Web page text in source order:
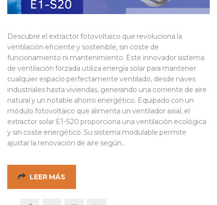
Descubre el extractor fotovoltaico que revoluciona la
ventilación eficiente y sostenible, sin coste de
funcionamiento ni mantenimiento. Este innovador sistema
de ventilación forzada utiliza energía solar para mantener
cualquier espacio perfectamente ventilado, desde naves
industriales hasta viviendas, generando una corriente de aire
natural y un notable ahorro energético. Equipado con un
módulo fotovoltaico que alimenta un ventilador axial, el
extractor solar E1-S20 proporciona una ventilación ecológica
y sin coste energético. Su sistema modulable permite
ajustar la renovación de aire según…
LEER MÁS